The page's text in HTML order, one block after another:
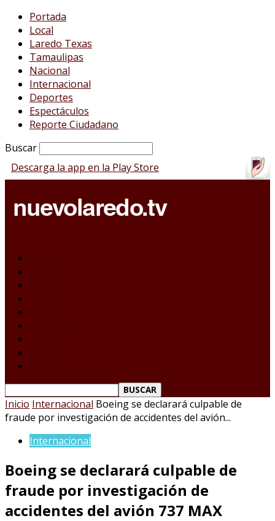
Portada
Local
Laredo Texas
Tamaulipas
Nacional
Internacional
Deportes
Espectáculos
Reporte Ciudadano
Buscar
Descarga la app en la Play Store
Inicio Internacional Boeing se declarará culpable de
fraude por investigación de accidentes del avión...
Internacional
Boeing se declarará culpable de
fraude por investigación de
accidentes del avión 737 MAX